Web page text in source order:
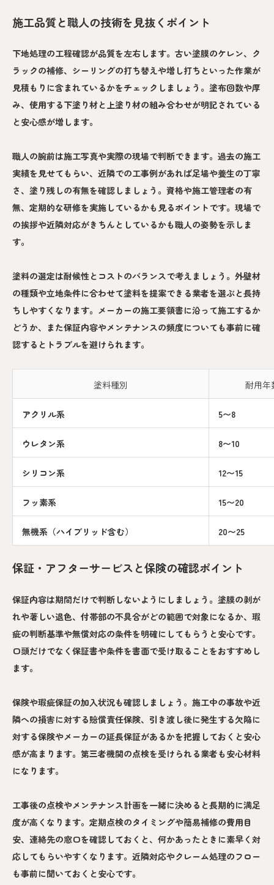
施工品質と職人の技術を見抜くポイント
下地処理の工程確認が品質を左右します。古い塗膜のケレン、ク
ラックの補修、シーリングの打ち替えや増し打ちといった作業が
見積もりに含まれているかをチェックしましょう。塗布回数や厚
み、使用する下塗り材と上塗り材の組み合わせが明記されている
と安心感が増します。
職人の腕前は施工写真や実際の現場で判断できます。過去の施工
実績を見せてもらい、近隣での工事例があれば足場や養生の丁寧
さ、塗り残しの有無を確認しましょう。資格や施工管理者の有
無、定期的な研修を実施しているかも見るポイントです。現場で
の挨拶や近隣対応がきちんとしているかも職人の姿勢を示しま
す。
塗料の選定は耐候性とコストのバランスで考えましょう。外壁材
の種類や立地条件に合わせて塗料を提案できる業者を選ぶと長持
ちしやすくなります。メーカーの施工要領書に沿って施工するか
どうか、また保証内容やメンテナンスの頻度についても事前に確
認するとトラブルを避けられます。
塗料種別 耐用年
アクリル系 5〜8
ウレタン系 8〜10
シリコン系 12〜15
フッ素系 15〜20
無機系（ハイブリッド含む） 20〜25
保証・アフターサービスと保険の確認ポイント
保証内容は期間だけで判断しないようにしましょう。塗膜の剥が
れや著しい退色、付帯部の不具合がどの範囲で対象になるか、瑕
疵の判断基準や無償対応の条件を明確にしてもらうと安心です。
口頭だけでなく保証書や条件を書面で受け取ることをおすすめし
ます。
保険や瑕疵保証の加入状況も確認しましょう。施工中の事故や近
隣への損害に対する賠償責任保険、引き渡し後に発生する欠陥に
対する保険やメーカーの延長保証があるかを把握しておくと安心
感が高まります。第三者機関の点検を受けられる業者も安心材料
になります。
工事後の点検やメンテナンス計画を一緒に決めると長期的に満足
度が高くなります。定期点検のタイミングや簡易補修の費用目
安、連絡先の窓口を確認しておくと、何かあったときに素早く対
応してもらいやすくなります。近隣対応やクレーム処理のフロー
も事前に聞いておくと安心です。